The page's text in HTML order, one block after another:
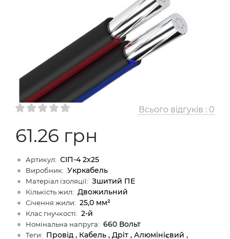
Всього відгуків : 0
61.26 грн
Артикул: СІП-4 2х25
Виробник: Укркабель
Матеріал ізоляції: Зшитий ПЕ
Кількість жил: Двожильний
Січення жили: 25,0 мм²
Клас гнучкості: 2-й
Номінальна напруга: 660 Вольт
Теги: Провід , Кабель , Дріт , Алюмінієвий ,